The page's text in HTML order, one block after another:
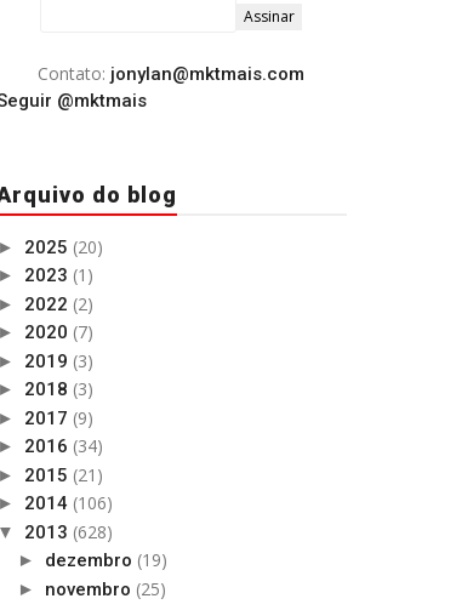
Contato: jonylan@mktmais.com
@mktmais
do blog
► 2025 (20)
► 2023 (1)
► 2022 (2)
► 2020 (7)
► 2019 (3)
► 2018 (3)
► 2017 (9)
► 2016 (34)
► 2015 (21)
► 2014 (106)
▼ 2013 (628)
► dezembro (19)
► novembro (25)